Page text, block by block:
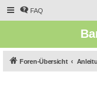
FAQ
Foren-Übersicht